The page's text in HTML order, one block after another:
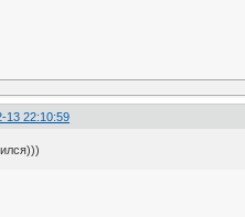
13 22:10:59